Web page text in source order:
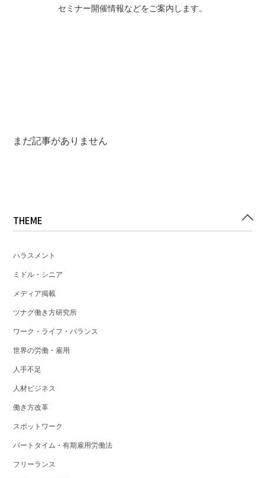
セミナー開催情報などをご案内します。
まだ記事がありません
THEME
ハラスメント
ミドル・シニア
メディア掲載
ツナグ働き方研究所
ワーク・ライフ・バランス
世界の労働・雇用
人手不足
人材ビジネス
働き方改革
スポットワーク
パートタイム・有期雇用労働法
フリーランス